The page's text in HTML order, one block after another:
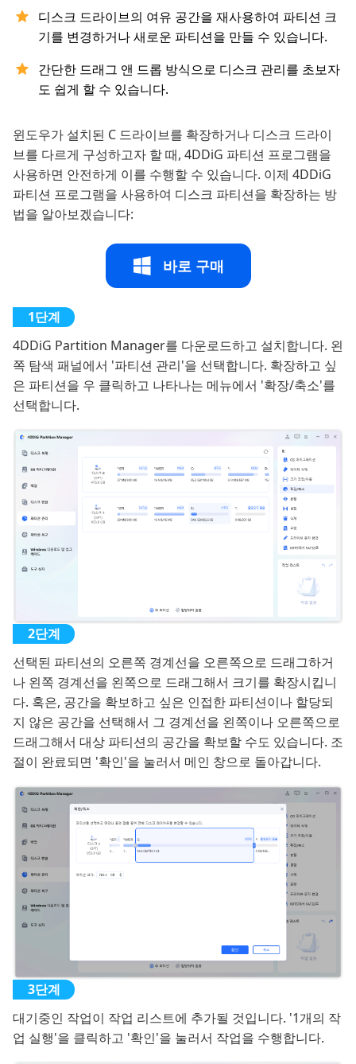
디스크 드라이브의 여유 공간을 재사용하여 파티션 크
기를 변경하거나 새로운 파티션을 만들 수 있습니다.
간단한 드래그 앤 드롭 방식으로 디스크 관리를 초보자
도 쉽게 할 수 있습니다.
윈도우가 설치된 C 드라이브를 확장하거나 디스크 드라이
브를 다르게 구성하고자 할 때, 4DDiG 파티션 프로그램을
사용하면 안전하게 이를 수행할 수 있습니다. 이제 4DDiG
파티션 프로그램을 사용하여 디스크 파티션을 확장하는 방
법을 알아보겠습니다:
바로 구매
4DDiG Partition Manager를 다운로드하고 설치합니다. 왼
쪽 탐색 패널에서 '파티션 관리'을 선택합니다. 확장하고 싶
은 파티션을 우 클릭하고 나타나는 메뉴에서 '확장/축소'를
선택합니다.
선택된 파티션의 오른쪽 경계선을 오른쪽으로 드래그하거
나 왼쪽 경계선을 왼쪽으로 드래그해서 크기를 확장시킵니
다. 혹은, 공간을 확보하고 싶은 인접한 파티션이나 할당되
지 않은 공간을 선택해서 그 경계선을 왼쪽이나 오른쪽으로
드래그해서 대상 파티션의 공간을 확보할 수도 있습니다. 조
절이 완료되면 '확인'을 눌러서 메인 창으로 돌아갑니다.
대기중인 작업이 작업 리스트에 추가될 것입니다. '1개의 작
업 실행'을 클릭하고 '확인'을 눌러서 작업을 수행합니다.